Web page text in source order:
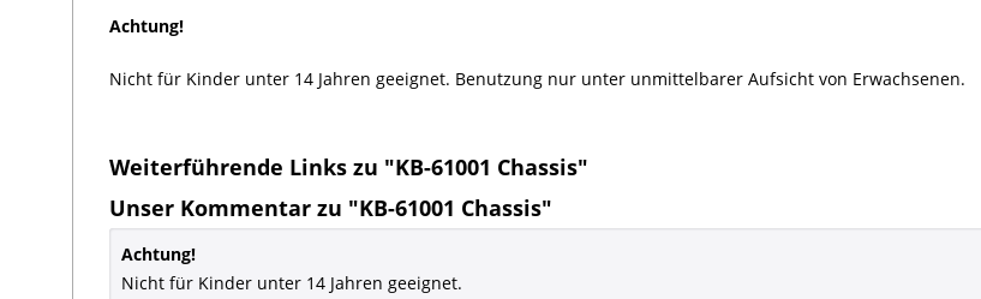
Achtung!
Nicht für Kinder unter 14 Jahren geeignet. Benutzung nur unter unmittelbarer Aufsicht von Erwachsenen.
Weiterführende Links zu "KB-61001 Chassis"
Unser Kommentar zu "KB-61001 Chassis"
Achtung!
Nicht für Kinder unter 14 Jahren geeignet.